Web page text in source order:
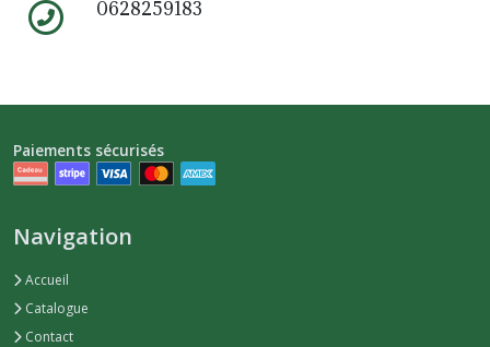
0628259183
Paiements sécurisés
Navigation
Accueil
Catalogue
Contact